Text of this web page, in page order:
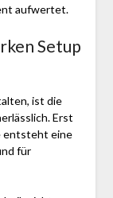
aufwertet.
Setup
ist die
Erst
entsteht eine
für